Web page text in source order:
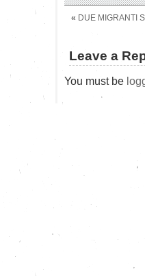
« DUE MIGRANTI
Leave a
You must be